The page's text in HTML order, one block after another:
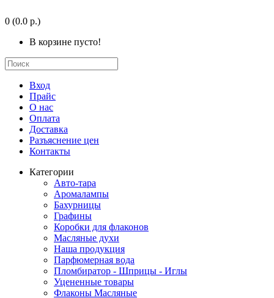
0 (0.0 р.)
В корзине пусто!
Вход
Прайс
О нас
Оплата
Доставка
Разъяснение цен
Контакты
Категории
Авто-тара
Аромалампы
Бахурницы
Графины
Коробки для флаконов
Масляные духи
Наша продукция
Парфюмерная вода
Пломбиратор - Шприцы - Иглы
Уцененные товары
Флаконы Масляные